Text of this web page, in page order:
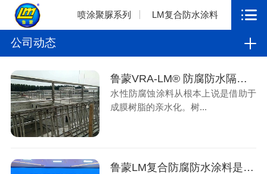
喷涂聚脲系列 LM复合防水涂料
公司动态
鲁蒙VRA-LM® 防腐防水隔热涂料隔离环境、弥补混凝土多孔性的缺陷
水性防腐蚀涂料从根本上说是借助于
成膜树脂的亲水化。树...
鲁蒙LM复合防腐防水涂料是烟台鲁蒙的主营产品